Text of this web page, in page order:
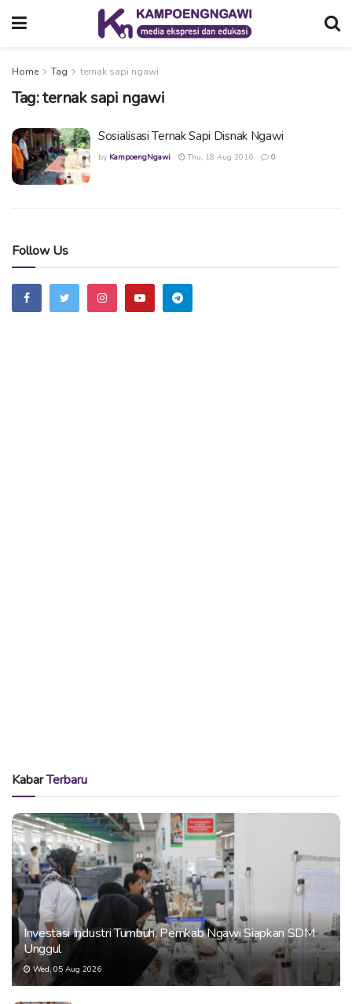
Home Tag ternak sapi ngawi
Tag:ternak sapi ngawi
Sosialisasi Ternak Sapi Disnak Ngawi
by KampoengNgawi Thu, 18 Aug 2016 0
Follow Us
KabarTerbaru
Investasi Industri Tumbuh, Pemkab Ngawi Siapkan SDM
Unggul
Wed, 05 Aug 2026